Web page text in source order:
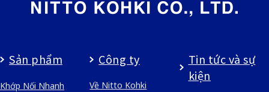
Sản phẩm
Khớp Nối Nhanh
Công ty
Về Nitto Kohki
Tin tức và sự
kiện